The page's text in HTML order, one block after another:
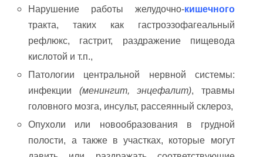
Нарушение работы желудочно-кишечного
тракта, таких как гастроэзофагеальный
рефлюкс, гастрит, раздражение пищевода
кислотой и т.п.,
Патологии центральной нервной системы:
инфекции (менингит, энцефалит), травмы
головного мозга, инсульт, рассеянный склероз,
Опухоли или новообразования в грудной
полости, а также в участках, которые могут